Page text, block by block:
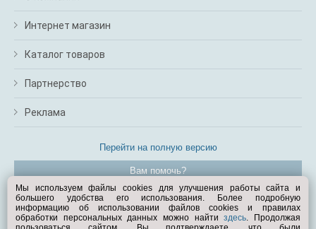
Интернет магазин
Каталог товаров
Партнерство
Реклама
Перейти на полную версию
Вам помочь?
© Exist.ru 1998—2026
Мы используем файлы cookies для улучшения работы сайта и
большего удобства его использования. Более подробную
информацию об использовании файлов cookies и правилах
обработки персональных данных можно найтиздесь. Продолжая